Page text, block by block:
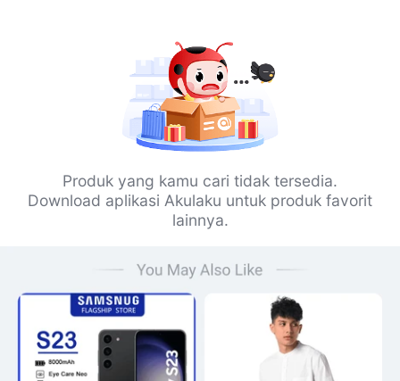
Produk yang kamu cari tidak tersedia.
Download aplikasi Akulaku untuk produk favorit
lainnya.